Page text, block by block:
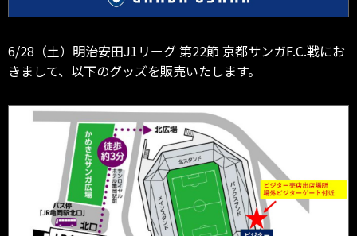
6/28（土）明治安田J1リーグ 第22節 京都サンガF.C.戦にお
きまして、以下のグッズを販売いたします。